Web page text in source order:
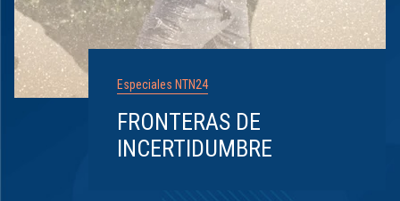
Especiales NTN24
FRONTERAS DE
INCERTIDUMBRE